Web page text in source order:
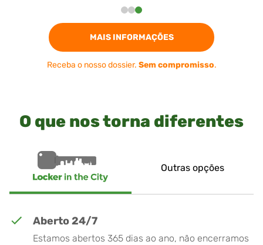
MAIS INFORMAÇÕES
Receba o nosso dossier. Sem compromisso.
O que nos torna diferentes
Outras opções
Aberto 24/7
Estamos abertos 365 dias ao ano, não encerramos